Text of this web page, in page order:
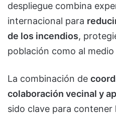
despliegue combina
internacional para
de los incendios,
población como al
La combinación de
colaboración vecinal y
sido clave para contener